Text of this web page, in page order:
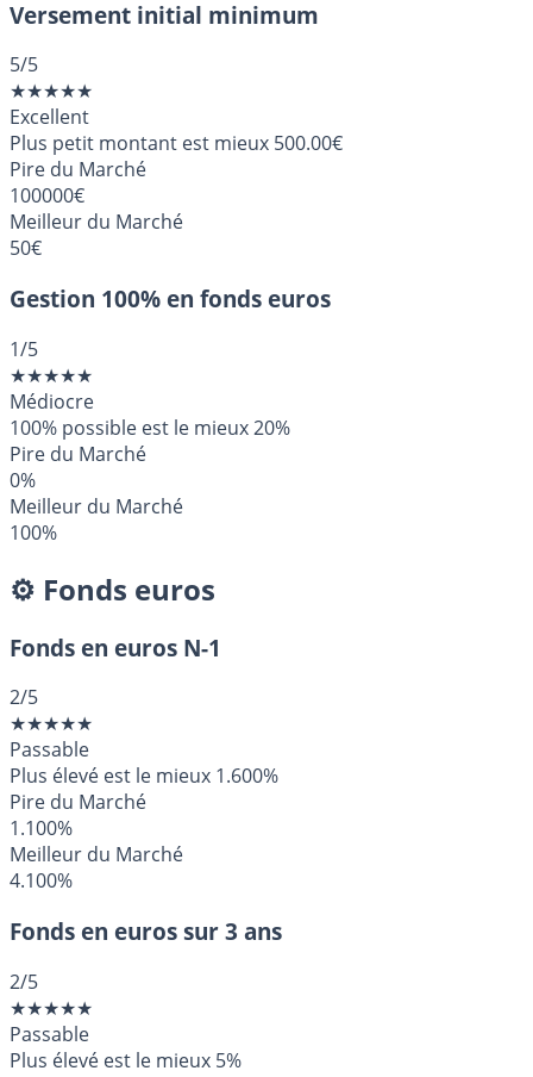
Versement initial minimum
5/5
★★★★★
Excellent
Plus petit montant est mieux 500.00€
Pire du Marché
100000€
Meilleur du Marché
50€
Gestion 100% en fonds euros
1/5
★★★★★
Médiocre
100% possible est le mieux20%
Pire du Marché
0%
Meilleur du Marché
100%
⚙️ Fonds euros
Fonds en euros N-1
2/5
★★★★★
Passable
Plus élevé est le mieux 1.600%
Pire du Marché
1.100%
Meilleur du Marché
4.100%
Fonds en euros sur 3 ans
2/5
★★★★★
Passable
Plus élevé est le mieux 5%